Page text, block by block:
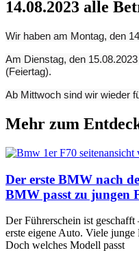
14.08.2023 alle
Wir haben am Montag, den
Am Dienstag, den
(Feiertag).
Ab Mittwoch sind wir wieder
Mehr zum
Der erste BMW nach
BMW passt zu jungen
Der Führerschein ist
erste eigene Auto. Viele
Doch welches Modell passt